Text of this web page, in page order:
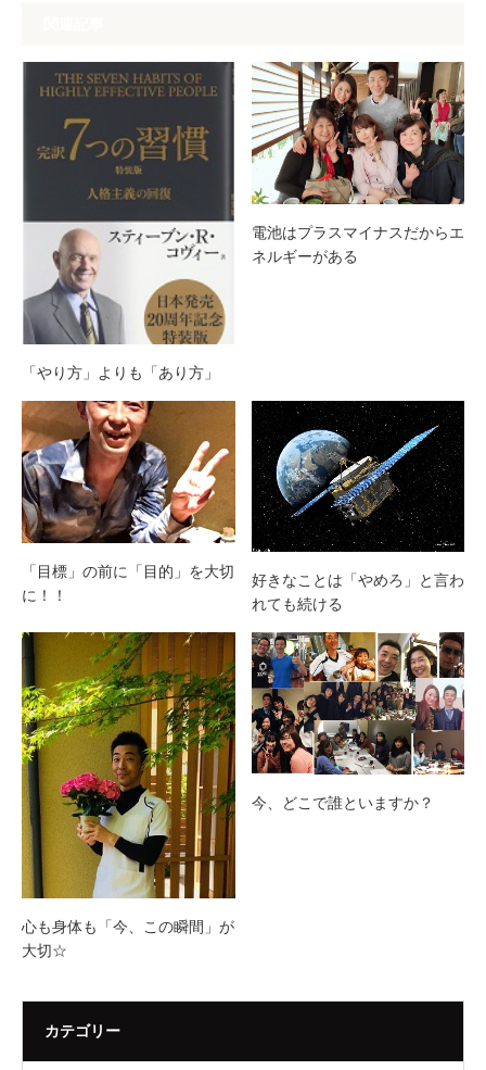
「やり方」よりも「あり方」
電池はプラスマイナスだからエ
ネルギーがある
「目標」の前に「目的」を大切
に！！
好きなことは「やめろ」と言わ
れても続ける
心も身体も「今、この瞬間」が
大切☆
今、どこで誰といますか？
カテゴリー